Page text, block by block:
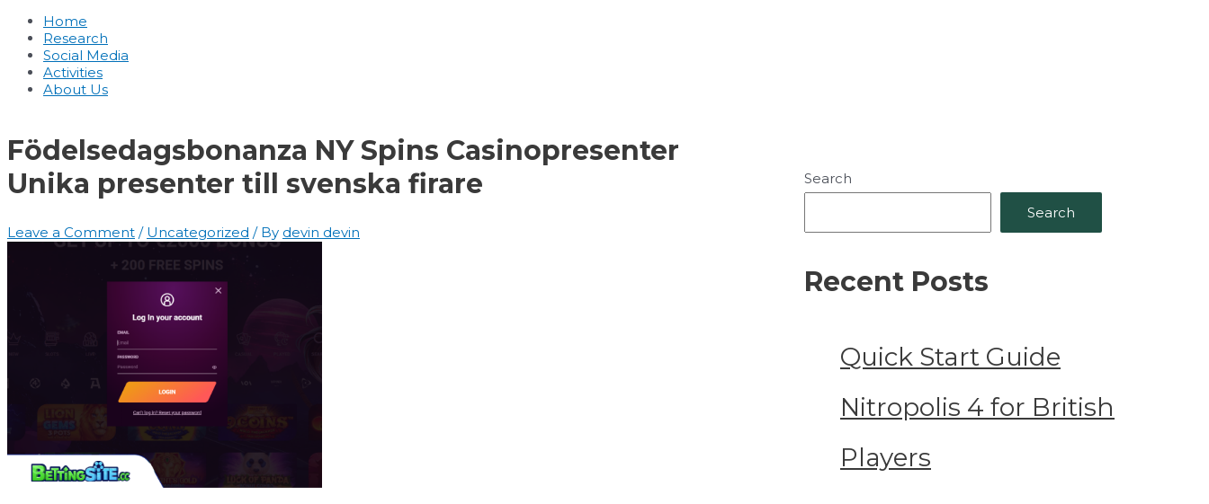
Home
Research
Social Media
Activities
About Us
Födelsedagsbonanza NY Spins Casinopresenter
Unika presenter till svenska firare
Leave a Comment / Uncategorized / By devin devin
Search
Search
Recent Posts
Quick Start Guide
Nitropolis 4 for British
Players